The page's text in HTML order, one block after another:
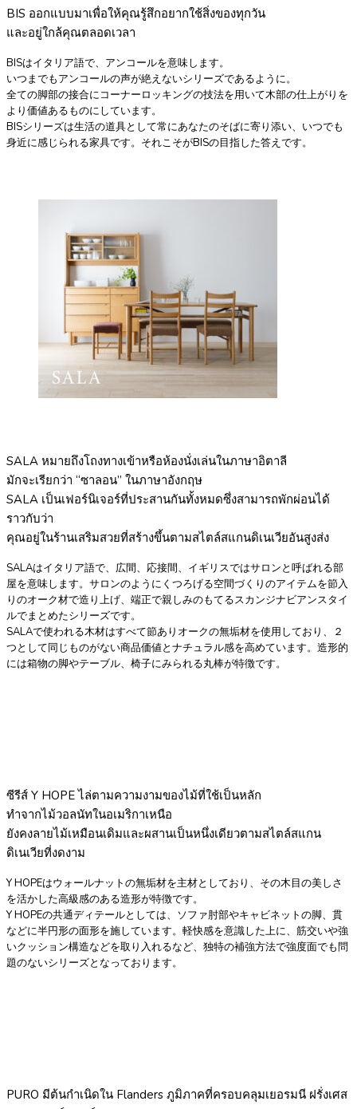
BIS ออกแบบมาเพื่อให้คุณรู้สึกอยากใช้สิ่งของทุกวัน
และอยู่ใกล้คุณตลอดเวลา
BISはイタリア語で、アンコールを意味します。
いつまでもアンコールの声が絶えないシリーズであるように。
全ての脚部の接合にコーナーロッキングの技法を用いて木部の仕上がりを
より価値あるものにしています。
BISシリーズは生活の道具として常にあなたのそばに寄り添い、いつでも
身近に感じられる家具です。それこそがBISの目指した答えです。
SALA หมายถึงโถงทางเข้าหรือห้องนั่งเล่นในภาษาอิตาลี
มักจะเรียกว่า “ซาลอน” ในภาษาอังกฤษ
SALA เป็นเฟอร์นิเจอร์ที่ประสานกันทั้งหมดซึ่งสามารถพักผ่อนได้
ราวกับว่า
คุณอยู่ในร้านเสริมสวยที่สร้างขึ้นตามสไตล์สแกนดิเนเวียอันสูงส่ง
SALAはイタリア語で、広間、応接間、イギリスではサロンと呼ばれる部
屋を意味します。サロンのようにくつろげる空間づくりのアイテムを節入
りのオーク材で造り上げ、端正で親しみのもてるスカンジナビアンスタイ
ルでまとめたシリーズです。
SALAで使われる木材はすべて節ありオークの無垢材を使用しており、２
つとして同じものがない商品価値とナチュラル感を高めています。造形的
には箱物の脚やテーブル、椅子にみられる丸棒が特徴です。
ซีรีส์ Y HOPE ไล่ตามความงามของไม้ที่ใช้เป็นหลัก
ทำจากไม้วอลนัทในอเมริกาเหนือ
ยังคงลายไม้เหมือนเดิมและผสานเป็นหนึ่งเดียวตามสไตล์สแกน
ดิเนเวียที่งดงาม
Y HOPEはウォールナットの無垢材を主材としており、その木目の美しさ
を活かした高級感のある造形が特徴です。
Y HOPEの共通ディテールとしては、ソファ肘部やキャビネットの脚、貫
などに半円形の面形を施しています。軽快感を意識した上に、筋交いや強
いクッション構造などを取り入れるなど、独特の補強方法で強度面でも問
題のないシリーズとなっております。
PURO มีต้นกำเนิดใน Flanders ภูมิภาคที่ครอบคลุมเยอรมนี ฝรั่งเศส